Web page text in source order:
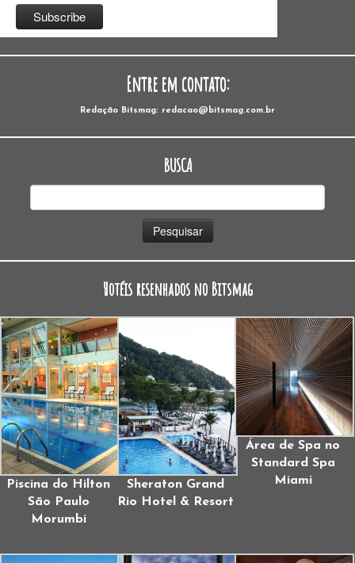
Entre em contato:
Redação Bitsmag: redacao@bitsmag.com.br
BUSCA
Hotéis resenhados no Bitsmag
Piscina do Hilton
São Paulo
Morumbi
Sheraton Grand
Rio Hotel & Resort
Área de Spa no
Standard Spa
Miami